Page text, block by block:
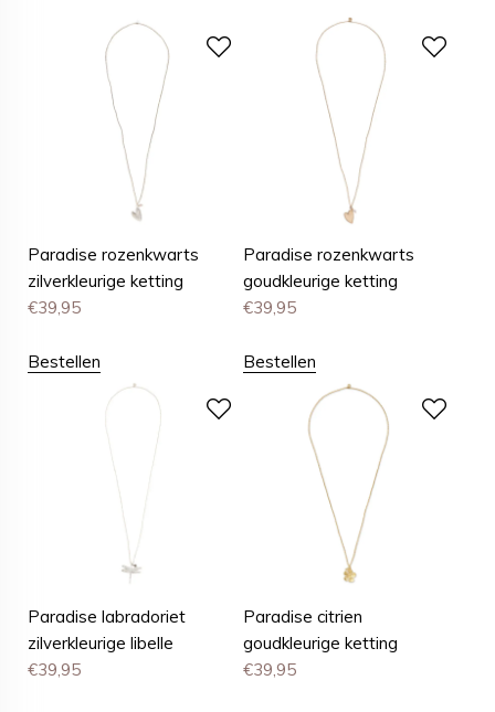
Paradise rozenkwarts
zilverkleurige ketting
€39,95
Bestellen
Paradise rozenkwarts
goudkleurige ketting
€39,95
Bestellen
Paradise labradoriet
zilverkleurige libelle
€39,95
Paradise citrien
goudkleurige ketting
€39,95